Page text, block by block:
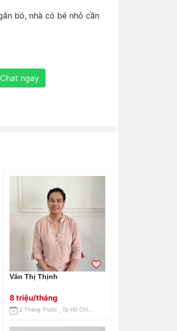
bó, nhà có bé nhỏ cần
Chat ngay
Văn Thị Thịnh
8 triệu/tháng
2 Tháng Trước Tp Hồ Chí Minh